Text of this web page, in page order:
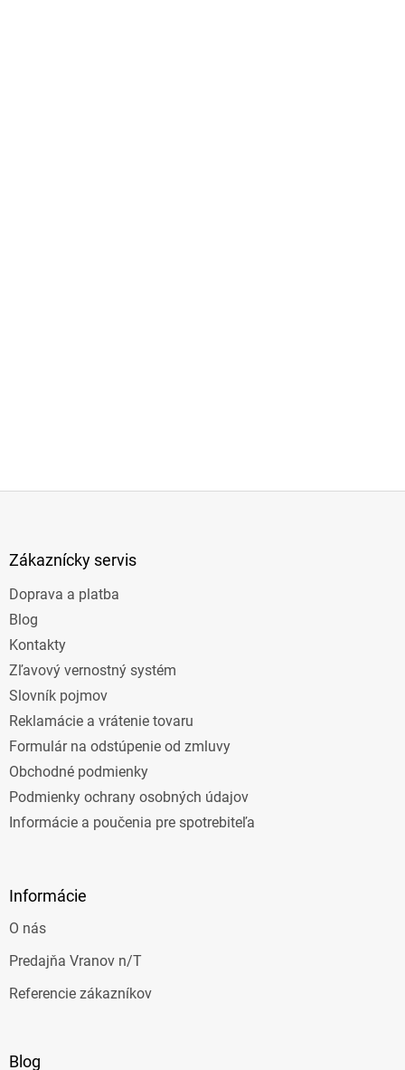
Zákaznícky servis
Doprava a platba
Blog
Kontakty
Zľavový vernostný systém
Slovník pojmov
Reklamácie a vrátenie tovaru
Formulár na odstúpenie od zmluvy
Obchodné podmienky
Podmienky ochrany osobných údajov
Informácie a poučenia pre spotrebiteľa
Informácie
O nás
Predajňa Vranov n/T
Referencie zákazníkov
Blog